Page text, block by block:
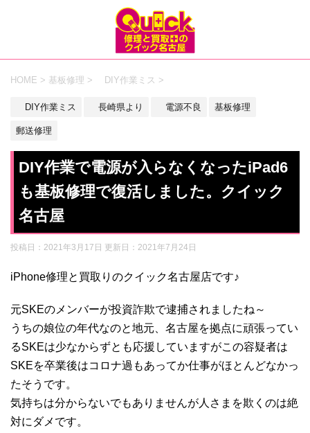
HOME > 基板修理 > DIY作業ミス >
DIY作業ミス 長崎県より 電源不良 基板修理
郵送修理
DIY作業で電源が入らなくなったiPad6
も基板修理で復活しました。クイック
名古屋
投稿日：2021年3月17日 更新日： 2021年7月24日
iPhone修理と買取りのクイック名古屋店です♪
元SKEのメンバーが投資詐欺で逮捕されましたね～
うちの娘位の年代なのと地元、名古屋を拠点に頑張ってい
るSKEは少なからずとも応援していますがこの容疑者は
SKEを卒業後はコロナ過もあってか仕事がほとんどなかっ
たそうです。
気持ちは分からないでもありませんが人さまを欺くのは絶
対にダメです。